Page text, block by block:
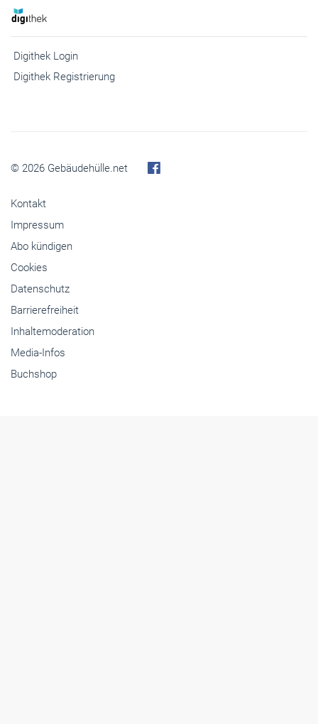
Digithek Login
Digithek Registrierung
© 2026 Gebäudehülle.net
Kontakt
Impressum
Abo kündigen
Cookies
Datenschutz
Barrierefreiheit
Inhaltemoderation
Media-Infos
Buchshop